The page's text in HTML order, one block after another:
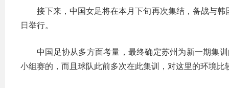
接下来，中国女足将在本月下旬再次集结，备战与
日举行。
中国足协从多方面考量，最终确定苏州为新一期集
小组赛的，而且球队此前多次在此集训，对这里的环境比